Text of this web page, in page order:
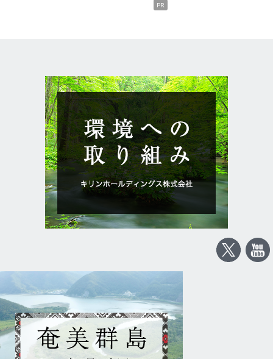
PR